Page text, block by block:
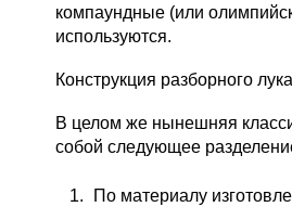
компаундные (или
используются.
Конструкция разборного лука
В целом же нынешняя
собой следующее
По материалу